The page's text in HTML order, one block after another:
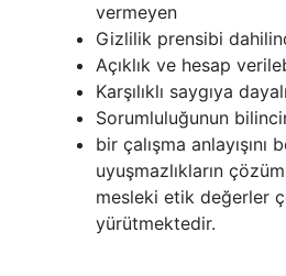
vermeyen
Gizlilik prensibi
Açıklık ve hesap
Karşılıklı saygıya dayalı
Sorumluluğunun
bir çalışma
uyuşmazlıkların
mesleki etik değerler
yürütmektedir.